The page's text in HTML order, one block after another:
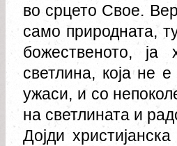
во срцето Свое.
само природната,
божественото,
светлина, која не
ужаси, и со
на светлината и
Дојди